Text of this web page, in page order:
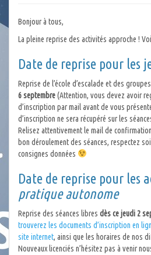
Bonjour à tous,
La pleine reprise des activités approche !
Date de reprise pour les
Reprise de l’école d’escalade et des
6 septembre(Attention, vous devez avoir
d’inscription par mail avant de vous
d’inscription ne sera récupéré sur les
Relisez attentivement le mail de
bon déroulement des séances, respectez
consignes données
Date de reprise pour les
pratique autonome
Reprise des séances libres dès ce jeudi 2
trouverez les documents d’inscription en
site internet, ainsi que les horaires de nos
Nouveaux licenciés n’hésitez pas à venir